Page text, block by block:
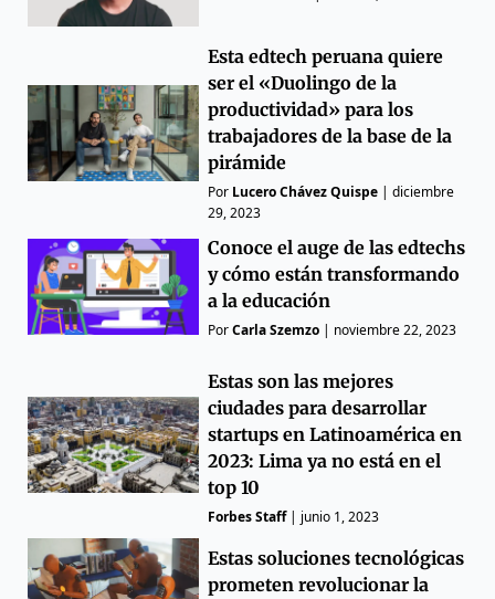
Esta edtech peruana quiere
ser el «Duolingo de la
productividad» para los
trabajadores de la base de la
pirámide
Por Lucero Chávez Quispe |diciembre
29, 2023
Conoce el auge de las edtechs
y cómo están transformando
a la educación
PorCarla Szemzo | noviembre 22, 2023
Estas son las mejores
ciudades para desarrollar
startups en Latinoamérica en
2023: Lima ya no está en el
top 10
Forbes Staff| junio 1, 2023
Estas soluciones tecnológicas
prometen revolucionar la